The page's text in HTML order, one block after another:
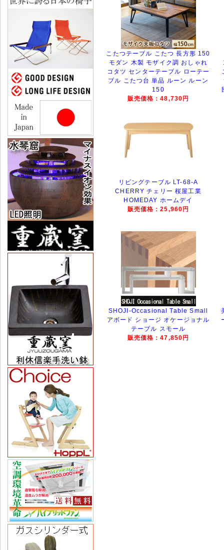
こたつテーブル こたつ 長方形 150
モダン 木製 モザイク調 おしゃれ
コタツ センターテーブル ローテー
ブル こたつ台 単品 ルーン ルーン
150
販売価格：48,730円
リビングテーブル LT-68-A
CHERRY チェリー 桜屋工業
HOMEDAY ホームデイ
販売価格：25,960円
SHOJI-Occasional Table Small
アボード ショージ オケージョナル
テーブル スモール
販売価格：47,850円